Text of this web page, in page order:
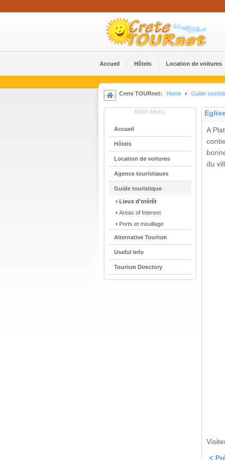
Accueil Hôtels Location de voitures
Crete TOURnet: Home Guide
Main Menu
Accueil
Hôtels
Location de voitures
Agence touristiaues
Guide touristique
Lieux d'ntérêt
Areas of Interest
Ports et mouillage
Alternative Tourism
Useful Info
Tourism Directory
A
du
<